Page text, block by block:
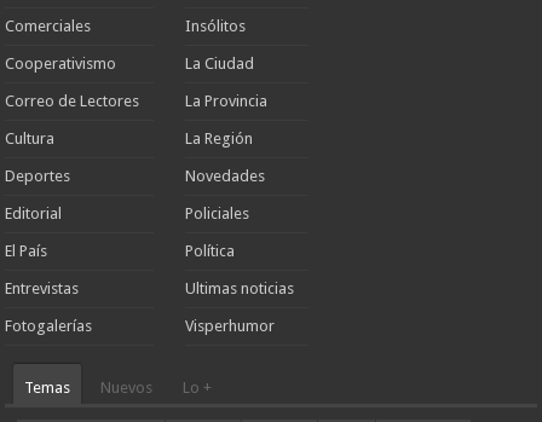
Comerciales
Cooperativismo
Correo de Lectores
Cultura
Deportes
Editorial
El País
Entrevistas
Fotogalerías
Insólitos
La Ciudad
La Provincia
La Región
Novedades
Policiales
Política
Ultimas noticias
Visperhumor
Temas Nuevos Lo +